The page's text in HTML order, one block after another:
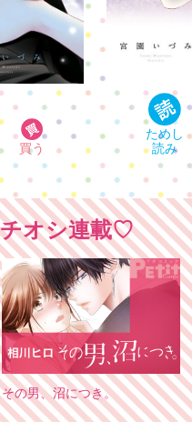
オシ連載♡
その男、沼につき。